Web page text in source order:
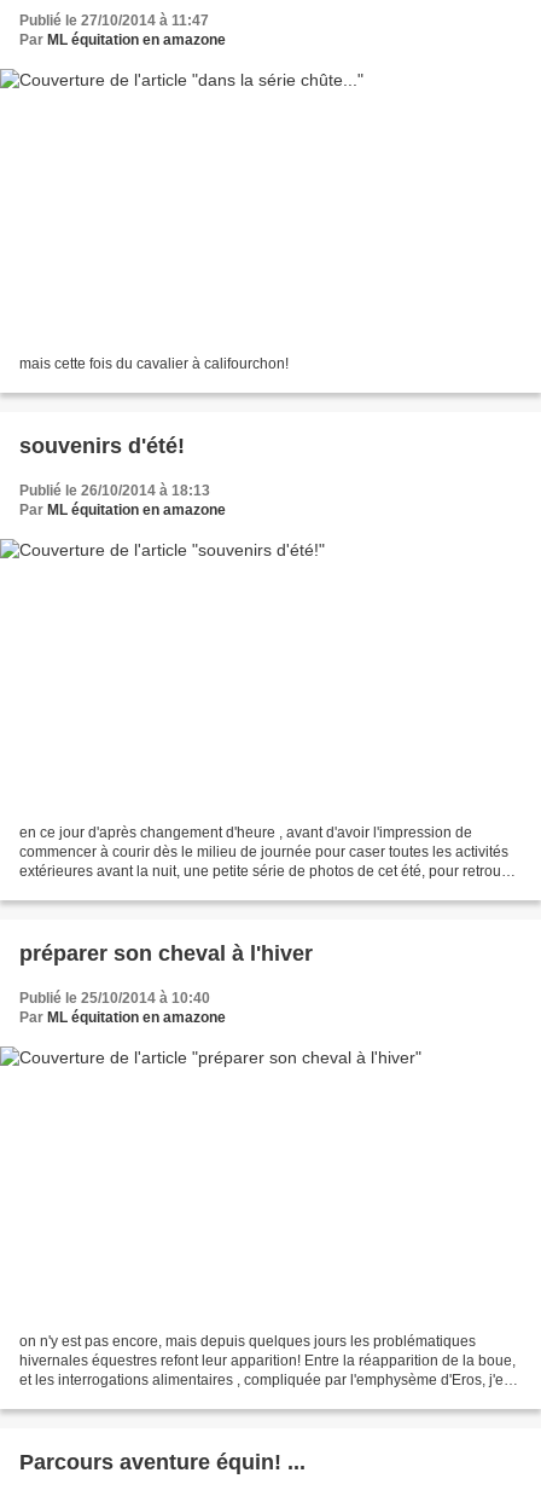
Publié le 27/10/2014 à 11:47
Par ML équitation en amazone
mais cette fois du cavalier à califourchon!
souvenirs d'été!
Publié le 26/10/2014 à 18:13
Par ML équitation en amazone
en ce jour d'après changement d'heure , avant d'avoir l'impression de
commencer à courir dès le milieu de journée pour caser toutes les activités
extérieures avant la nuit, une petite série de photos de cet été, pour retrouver
préparer son cheval à l'hiver
Publié le 25/10/2014 à 10:40
Par ML équitation en amazone
on n'y est pas encore, mais depuis quelques jours les problématiques
hivernales équestres refont leur apparition! Entre la réapparition de la boue,
et les interrogations alimentaires , compliquée par l'emphysème d'Eros, j'en
Parcours aventure équin! ...